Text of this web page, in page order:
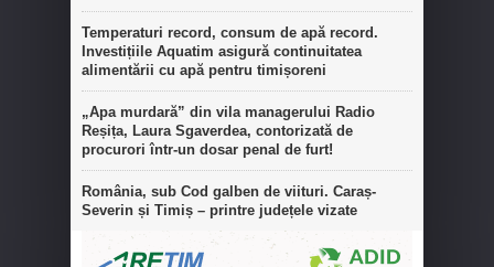
Temperaturi record, consum de apă record.
Investițiile Aquatim asigură continuitatea
alimentării cu apă pentru timișoreni
„Apa murdară” din vila managerului Radio
Reșița, Laura Sgaverdea, contorizată de
procurori într-un dosar penal de furt!
România, sub Cod galben de viituri. Caraș-
Severin și Timiș – printre județele vizate